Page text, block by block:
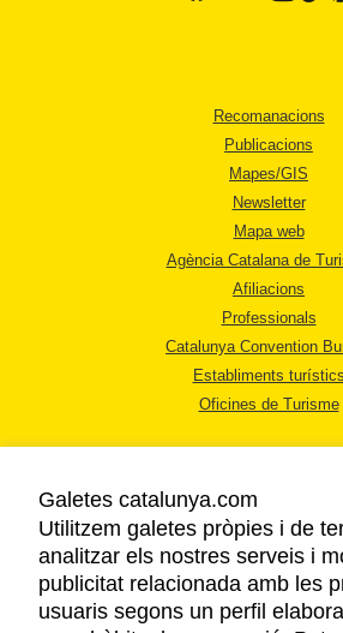
Recomanacions
Publicacions
Mapes/GIS
Newsletter
Mapa web
Agència Catalana de
Afiliacions
Professionals
Catalunya Convention
Establiments turístics
Oficines de Turisme
AVÍS LEGAL
POLÍTICA DE
Galetes catalunya.com
Utilitzem galetes pròpies i de
analitzar els nostres serveis i
publicitat relacionada amb les
usuaris segons un perfil